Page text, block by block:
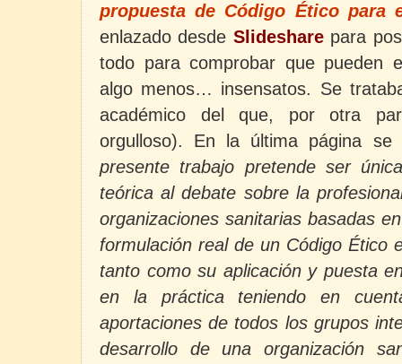
propuesta de Código Ético para
enlazado desde Slideshare para
todo para comprobar que pueden
algo menos… insensatos. Se
académico del que, por otra
orgulloso). En la última página
presente trabajo pretende ser
teórica al debate sobre la
organizaciones sanitarias basadas
formulación real de un Código Ético
tanto como su aplicación y puesta
en la práctica teniendo en
aportaciones de todos los grupos
desarrollo de una organización